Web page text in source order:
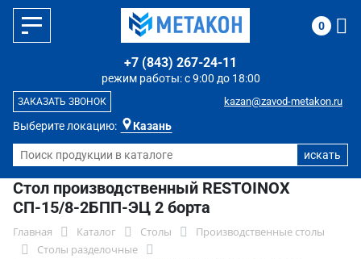
Выберите локацию: Казань
режим работы: с 9:00 до 18:00
+7 (843) 267-24-11
kazan@zavod-metakon.ru
ЗАКАЗАТЬ ЗВОНОК
0
Стол производственный RESTOINOX
СП-15/8-2БПП-ЭЦ 2 борта
Главная Каталог Столы
Производственные столы
Столы разделочные